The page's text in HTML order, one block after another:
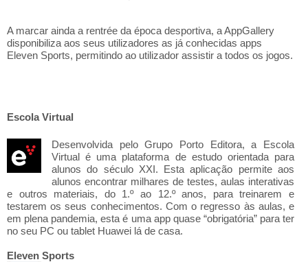
A marcar ainda a rentrée da época desportiva, a AppGallery
disponibiliza aos seus utilizadores as já conhecidas apps
Eleven Sports, permitindo ao utilizador assistir a todos os jogos.
Escola Virtual
Desenvolvida pelo Grupo Porto Editora, a Escola
Virtual é uma plataforma de estudo orientada para
alunos do século XXI. Esta aplicação permite aos
alunos encontrar milhares de testes, aulas interativas
e outros materiais, do 1.º ao 12.º anos, para treinarem e
testarem os seus conhecimentos. Com o regresso às aulas, e
em plena pandemia, esta é uma app quase “obrigatória” para ter
no seu PC ou tablet Huawei lá de casa.
Eleven Sports